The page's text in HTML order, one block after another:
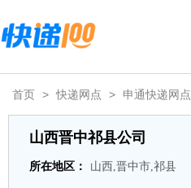
首页 > 快递网点 > 申通快递网点
山西晋中祁县公司
所在地区： 山西,晋中市,祁县